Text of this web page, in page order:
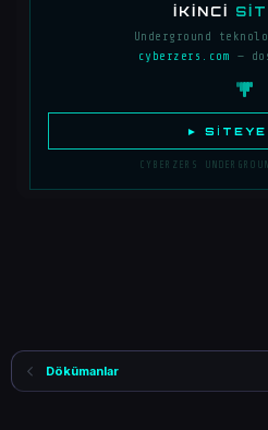
İKINCI
Underground
cyberzers.com —
► SITEYE
CYBERZERS
Dökümanlar